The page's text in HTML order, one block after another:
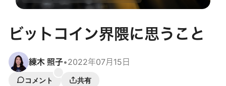
ビットコイン界隈に思うこと
練木 照子•2022年07月15日
コメント
共有